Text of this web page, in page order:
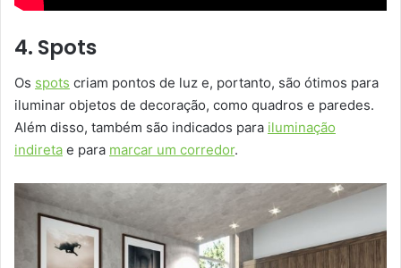
4. Spots
Os spots criam pontos de luz e, portanto, são ótimos para
iluminar objetos de decoração, como quadros e paredes.
Além disso, também são indicados para iluminação
indireta e para marcar um corredor.